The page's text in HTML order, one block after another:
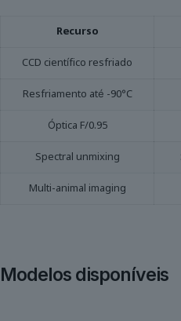
Recurso
CCD científico resfriado
Resfriamento até -90°C
Óptica F/0.95
Spectral unmixing
Multi-animal imaging
Modelos disponíveis